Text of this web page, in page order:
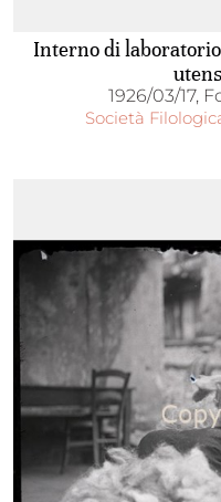
Interno di
1926/03/17,
Società